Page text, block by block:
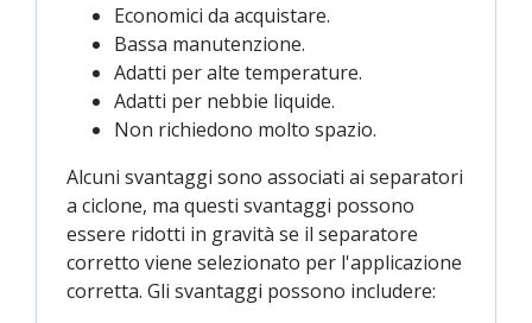
Economici da acquistare.
Bassa manutenzione.
Adatti per alte temperature.
Adatti per nebbie liquide.
Non richiedono molto spazio.
Alcuni svantaggi sono associati ai separatori
a ciclone, ma questi svantaggi possono
essere ridotti in gravità se il separatore
corretto viene selezionato per l'applicazione
corretta. Gli svantaggi possono includere: